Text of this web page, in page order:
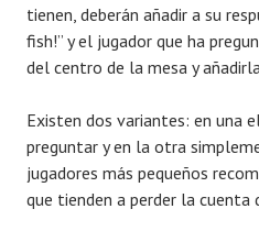
tienen, deberán añadir a su
fish!” y el jugador que ha
del centro de la mesa y
Existen dos variantes: en una
preguntar y en la otra
jugadores más pequeños
que tienden a perder la cuenta